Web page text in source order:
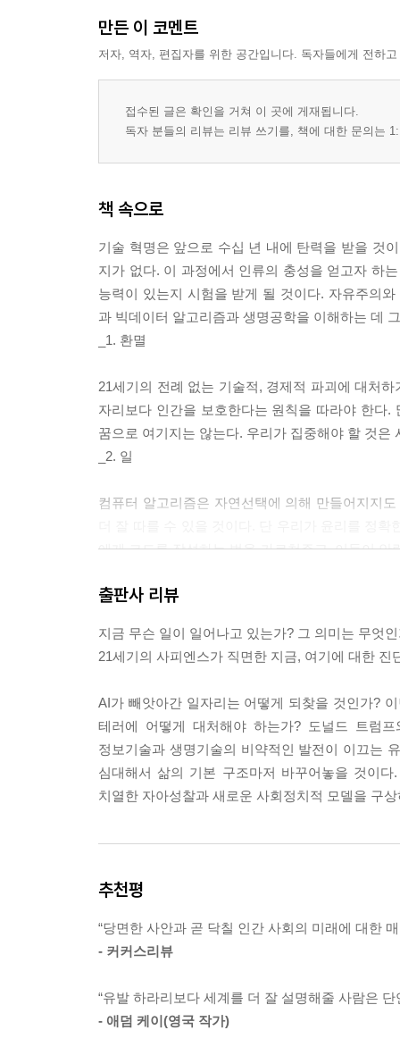
만든 이 코멘트
저자, 역자, 편집자를 위한 공간입니다. 독자들에게 전하
접수된 글은 확인을 거쳐 이 곳에 게재됩니다.
독자 분들의 리뷰는 리뷰 쓰기를, 책에 대한 문의는
책 속으로
기술 혁명은 앞으로 수십 년 내에 탄력을 받을 것
지가 없다. 이 과정에서 인류의 충성을 얻고자 하
능력이 있는지 시험을 받게 될 것이다. 자유주의
과 빅데이터 알고리즘과 생명공학을 이해하는 데
_1. 환멸
21세기의 전례 없는 기술적, 경제적 파괴에 대처
자리보다 인간을 보호한다는 원칙을 따라야 한다
꿈으로 여기지는 않는다. 우리가 집중해야 할 것
_2. 일
컴퓨터 알고리즘은 자연선택에 의해 만들어지지
에게 코드를 작성하는 법을 가르쳐주고, 이들이
다.
두 과정이 합쳐지면, 즉 AI의 부상과 생명공학이
잃을 수 있다. 쓸모없어지는 것은 아주 위험하다.
그 결과 세계화는 세계의 통일로 가기보다 실제로
분화할 수도 있다는 뜻이다. 세계화는 수평적으로
_4. 평등
이다. 우리에게는 지금 전 지구 차원의 생태계와
에 정치 체제가 우리의 주요 문제를 효과적으로
하거나 우리의 정치를 지구화해야 한다. 생태계
실적인 비전이다. 그보다는 한 나라나 심지어 도
는 뜻이다. 민족주의 감정은 별 도움이 안 될 가능
출판사 리뷰
지금 무슨 일이 일어나고 있는가? 그 의미는 무엇
21세기의 사피엔스가 직면한 지금, 여기에 대한 진
AI가 빼앗아간 일자리는 어떻게 되찾을 것인가?
테러에 어떻게 대처해야 하는가? 도널드 트럼
정보기술과 생명기술의 비약적인 발전이 이끄는
심대해서 삶의 기본 구조마저 바꾸어놓을 것이
치열한 자아성찰과 새로운 사회정치적 모델을 구
추천평
“당면한 사안과 곧 닥칠 인간 사회의 미래에 대한
- 커커스리뷰
“유발 하라리보다 세계를 더 잘 설명해줄 사람은
- 애덤 케이(영국 작가)